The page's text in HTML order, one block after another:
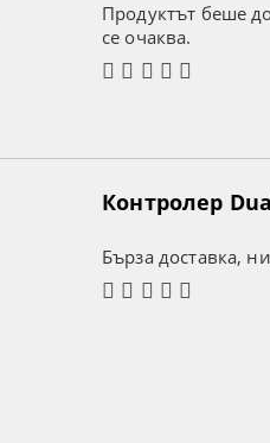
Продуктът беше
се очаква.
Контролер
Бърза доставка,